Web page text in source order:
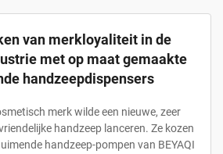
van merkloyaliteit in de
met op maat gemaakte
handzeepdispensers
merk wilde een nieuwe, zeer
handzeep lanceren. Ze kozen
handzeep-pompen van BEYAQI